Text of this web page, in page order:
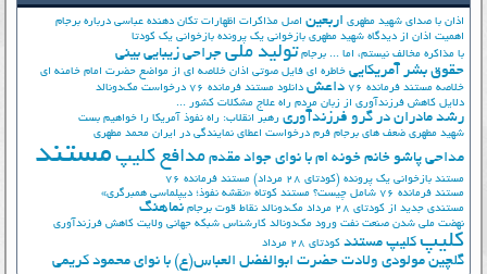
اذان با صدای شهید مطهری اربعین اصل مذاکرات اظهارات تکان دهنده عباسی درباره برجام
اهمیت اذان از دیدگاه شهید مطهری بازخوانی یک پرونده بازخوانی یک کودتا
با مذاکره مخالف نیستم، اما ... برجام تولید ملی جراحی زیبایی بینی
حقوق بشر آمریکایی خاطره ای فایل صوتی اذان خلاصه ای از مواضع حضرت امام خامنه ای
خلاصه مستند فرمانده 76
داعش دانلود مستند فرمانده 76
درخواست مک‌دونالد
دلایل کاهش فرزندآوری از زبان مردم راه علاج مشکلات کشور ...
رشد مادران در گرو فرزندآوری رهبر انقلاب: راه نفوذ آمریکا را خواهیم بست
شهید مطهری ضعف های برجام فرم درخواست اعطای نمایندگی در ایران محمد مطهری
مداحی پاشو خانم خونه ام با نوای جواد مقدم مدافع کلیپ مستند
مستند بازخوانی یک پرونده (کودتای 28 مرداد)
مستند فرمانده 76
مستند فرمانده 76 شامل چیست؟
مستند کوتاه «نقشه نفوذ؛ دیپلماسی همبرگری»
مستندی جدید از کودتای 28 مرداد
مک‌دونالد نقاط قوت برجام نماهنگ
نهضت ملي شدن صنعت نفت ورود مک‌دونالد کارشناس شبکه جهانی ولایت کاهش فرزندآوری
کلیپ کلیپ مستند کودتای 28 مرداد
گلچین مولودی ولادت حضرت ابوالفضل العباس(ع) با نوای محمود کریمی